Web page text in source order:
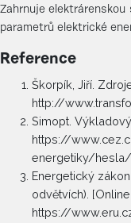
Zahrnuje
parametrů elektrické
Reference
Škorpík, Jiří.
http://
Simopt.
https://
energetiky/hesla/
Energetický
odvětvích).
https://